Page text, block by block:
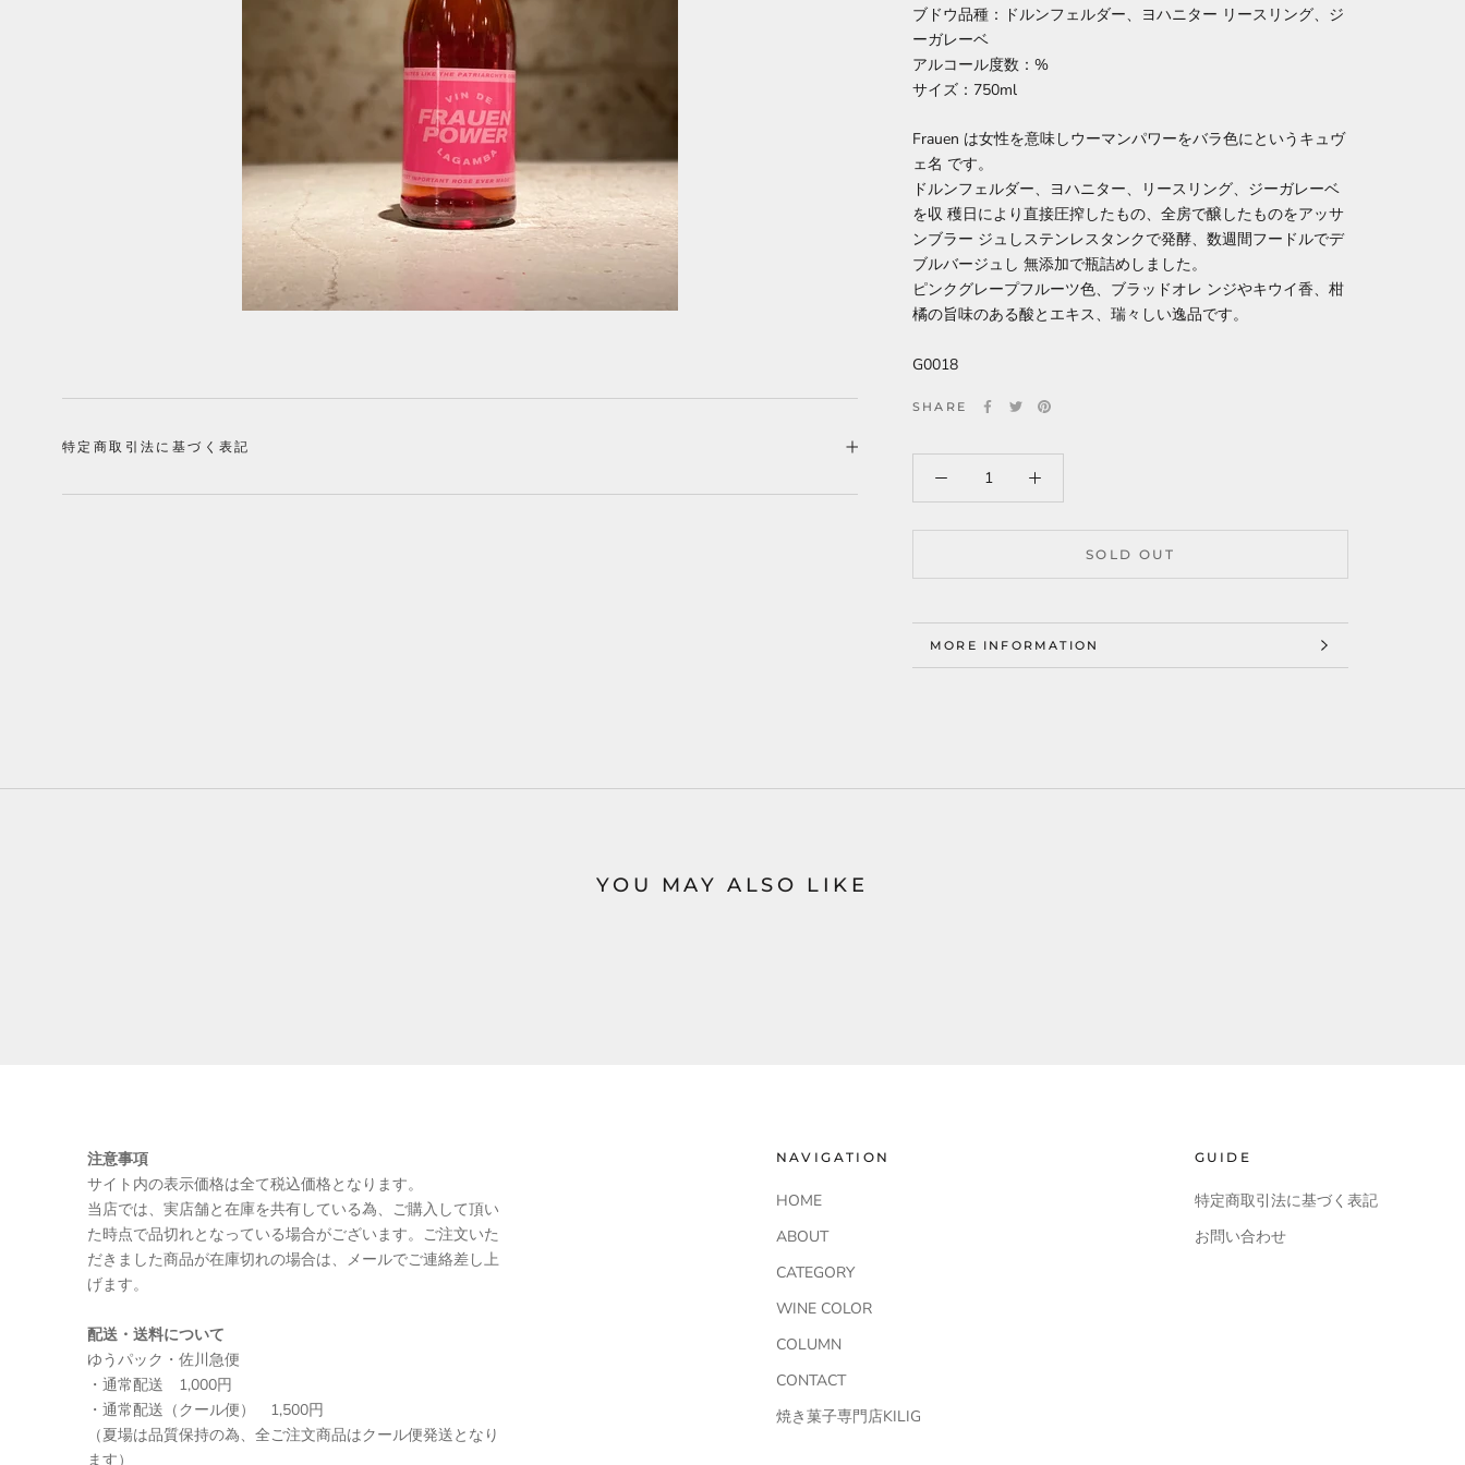
ブドウ品種：ドルンフェルダー、ヨハニター リースリング、ジ
ーガレーベ
アルコール度数：%
サイズ：750ml
Frauen は女性を意味しウーマンパワーをバラ色にというキュヴ
ェ名 です。
ドルンフェルダー、ヨハニター、リースリング、ジーガレーベ
を収 穫日により直接圧搾したもの、全房で醸したものをアッサ
ンブラー ジュしステンレスタンクで発酵、数週間フードルでデ
ブルバージュし 無添加で瓶詰めしました。
ピンクグレープフルーツ色、ブラッドオレ ンジやキウイ香、柑
橘の旨味のある酸とエキス、瑞々しい逸品です。
G0018
SHARE
SOLD OUT
MORE INFORMATION
VIEW IMAGES
特定商取引法に基づく表記
YOU MAY ALSO LIKE
注意事項
サイト内の表示価格は全て税込価格となります。
当店では、実店舗と在庫を共有している為、ご購入して頂い
た時点で品切れとなっている場合がございます。ご注文いた
だきました商品が在庫切れの場合は、メールでご連絡差し上
げます。
配送・送料について
ゆうパック・佐川急便
・通常配送 1,000円
・通常配送（クール便） 1,500円
（夏場は品質保持の為、全ご注文商品はクール便発送となり
ます）
NAVIGATION
HOME
ABOUT
CATEGORY
WINE COLOR
COLUMN
CONTACT
焼き菓子専門店KILIG
GUIDE
特定商取引法に基づく表記
お問い合わせ